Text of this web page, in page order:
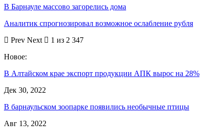
В Барнауле массово загорелись дома
Аналитик спрогнозировал возможное ослабление рубля
Prev Next
1 из 2 347
Новое:
В Алтайском крае экспорт продукции АПК вырос на 28%
Дек 30, 2022
В барнаульском зоопарке появились необычные птицы
Авг 13, 2022